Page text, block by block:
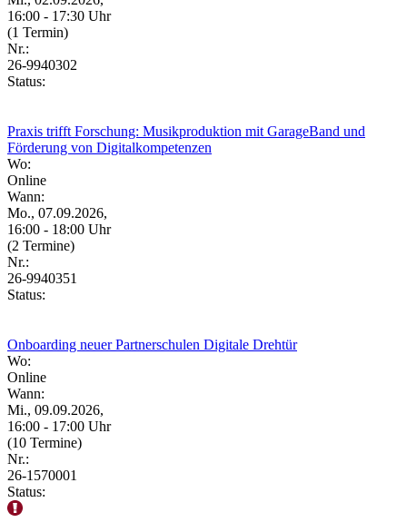
16:00 - 17:30 Uhr
(1 Termin)
Nr.:
26-9940302
Status:
Praxis trifft Forschung: Musikproduktion mit GarageBand und
Förderung von Digitalkompetenzen
Wo:
Online
Wann:
Mo., 07.09.2026,
16:00 - 18:00 Uhr
(2 Termine)
Nr.:
26-9940351
Status:
Onboarding neuer Partnerschulen Digitale Drehtür
Wo:
Online
Wann:
Mi., 09.09.2026,
16:00 - 17:00 Uhr
(10 Termine)
Nr.:
26-1570001
Status: